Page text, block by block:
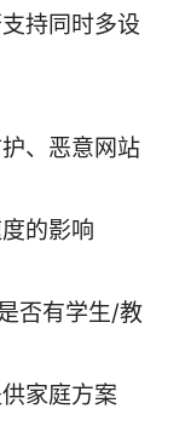
持同时多设
、恶意网站
的影响
否有学生/教
家庭方案